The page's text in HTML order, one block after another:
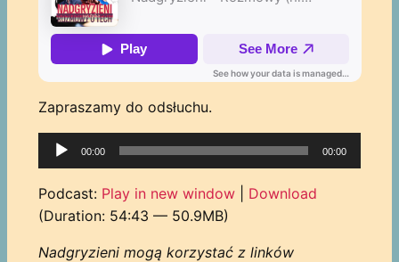
Zapraszamy do odsłuchu.
Odtwarzacz
plików
dźwiękowych
00:00 00:00
Podcast: Play in new window| Download
(Duration: 54:43 — 50.9MB)
Nadgryzieni mogą korzystać z linków